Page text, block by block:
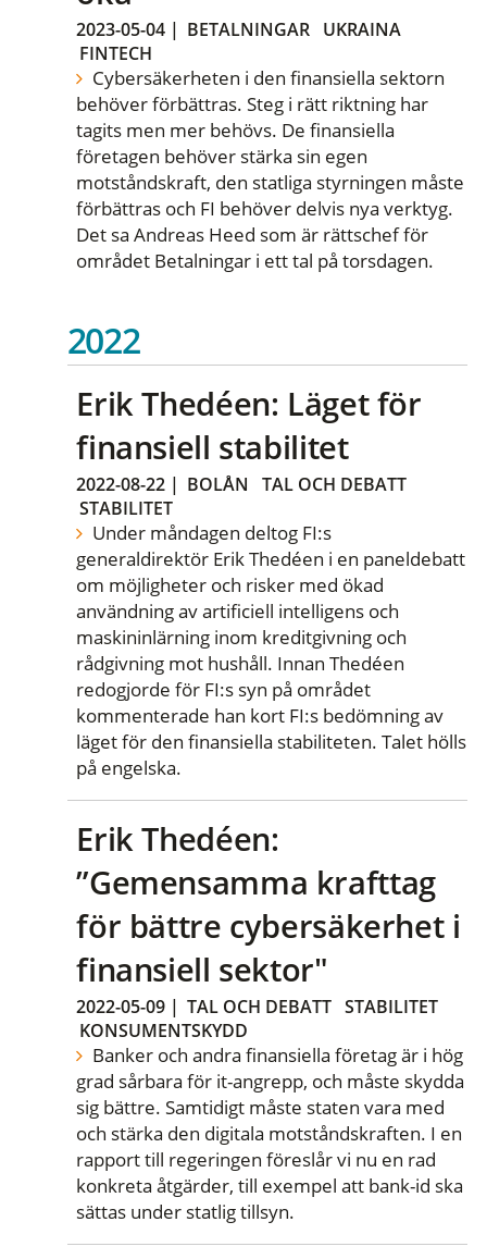
2023-05-04 | BETALNINGAR UKRAINA
FINTECH
Cybersäkerheten i den finansiella sektorn
behöver förbättras. Steg i rätt riktning har
tagits men mer behövs. De finansiella
företagen behöver stärka sin egen
motståndskraft, den statliga styrningen måste
förbättras och FI behöver delvis nya verktyg.
Det sa Andreas Heed som är rättschef för
området Betalningar i ett tal på torsdagen.
2022
Erik Thedéen: Läget för
finansiell stabilitet
2022-08-22 | BOLÅN
TAL OCH DEBATT
STABILITET
Under måndagen deltog FI:s
generaldirektör Erik Thedéen i en paneldebatt
om möjligheter och risker med ökad
användning av artificiell intelligens och
maskininlärning inom kreditgivning och
rådgivning mot hushåll. Innan Thedéen
redogjorde för FI:s syn på området
kommenterade han kort FI:s bedömning av
läget för den finansiella stabiliteten. Talet hölls
på engelska.
Erik Thedéen:
”Gemensamma krafttag
för bättre cybersäkerhet i
finansiell sektor"
2022-05-09 | TAL OCH DEBATT STABILITET
KONSUMENTSKYDD
Banker och andra finansiella företag är i hög
grad sårbara för it-angrepp, och måste skydda
sig bättre. Samtidigt måste staten vara med
och stärka den digitala motståndskraften. I en
rapport till regeringen föreslår vi nu en rad
konkreta åtgärder, till exempel att bank-id ska
sättas under statlig tillsyn.